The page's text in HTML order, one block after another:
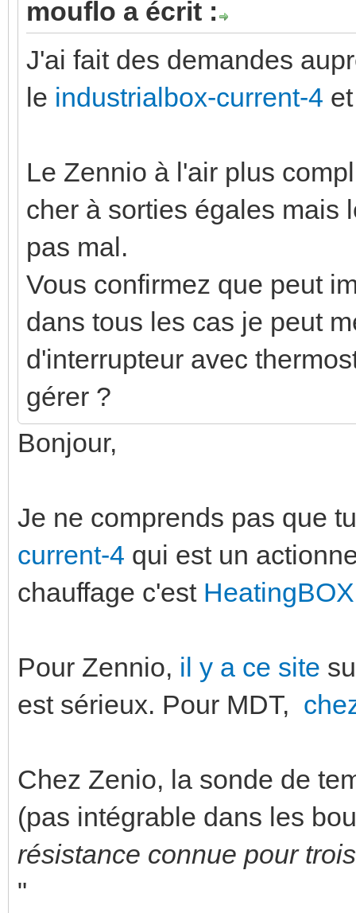
mouflo a écrit :
J'ai fait des demandes
le industrialbox-current-4
Le Zennio à l'air plus
cher à sorties égales mais
pas mal.
Vous confirmez que peut
dans tous les cas je peut
d'interrupteur avec
gérer ?
Bonjour,
Je ne comprends pas que
current-4 qui est un
chauffage c'est
Pour Zennio, il y a ce site
est sérieux. Pour MDT,
Chez Zenio, la sonde de
(pas intégrable dans les
résistance connue pour
"